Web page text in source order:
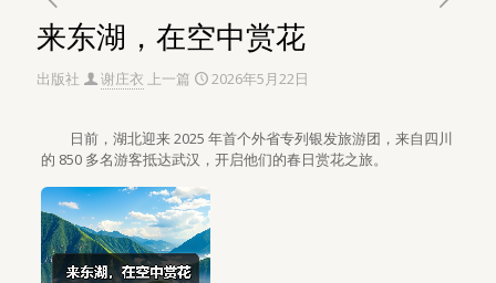
来东湖，在空中赏花
出版社 谢庄衣 上一篇 2026年5月22日
日前，湖北迎来 2025 年首个外省专列银发旅游团，来自四川
的 850 多名游客抵达武汉，开启他们的春日赏花之旅。